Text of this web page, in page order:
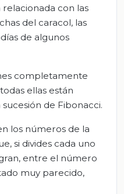
relacionada con las
del caracol, las
de algunos
completamente
ellas están
de Fibonacci.
los números de la
si divides cada uno
entre el número
muy parecido,